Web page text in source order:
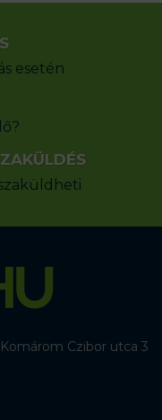
esetén
Czibor utca 3